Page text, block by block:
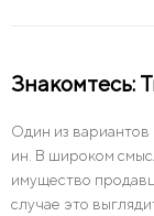
Знакомтесь:
Один из
ин. В широком
имущество
случае это